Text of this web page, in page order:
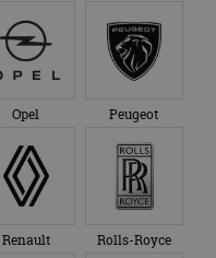
Opel Peugeot
Renault Rolls-Royce